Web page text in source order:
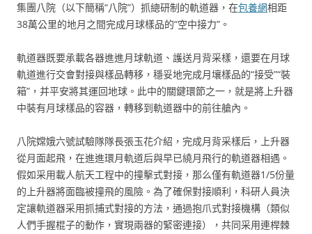
集團八院（以下簡稱“八院”）抓總研制的軌道器，在包養網相距
38萬公里的地月之間完成月球樣品的“空中接力”。
軌道器既要承載各器進進月球軌道、護送月背采樣，還要在月球
軌道進行交會對接與樣品轉移，穩妥地完成月壤樣品的“接受”“裝
箱”，并平安將其運回地球。此中的關鍵環節之一，就是將上升器
中裝有月球樣品的容器，轉移到軌道器中的前往艙內。
八院嫦娥六號試驗隊隊長張玉花介紹，完成月背采樣后，上升器
從月面起飛，在進進環月軌道后與早已繞月飛行的軌道器相遇。
假如采用載人航天工程中的撞擊式對接，那么僅有軌道器1/5份量
的上升器將面臨被撞飛的風險。為了確保對接順利，科研人員決
定讓軌道器采用抓捕式對接的方法，通過抱爪式對接機構（類似
人們手握棍子的動作，實現兩器的緊密連接），共同采用連桿棘